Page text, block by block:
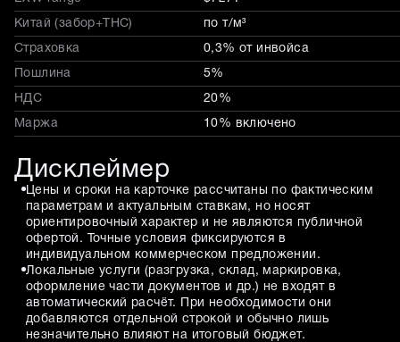
Китай (забор+THC) по т/м³
Страховка 0,3% от инвойса
Пошлина 5%
НДС 20%
Маржа 10% включено
Дисклеймер
Цены и сроки на карточке рассчитаны по фактическим
параметрам и актуальным ставкам, но носят
ориентировочный характер и не являются публичной
офертой. Точные условия фиксируются в
индивидуальном коммерческом предложении.
Локальные услуги (разгрузка, склад, маркировка,
оформление части документов и др.) не входят в
автоматический расчёт. При необходимости они
добавляются отдельной строкой и обычно лишь
незначительно влияют на итоговый бюджет.